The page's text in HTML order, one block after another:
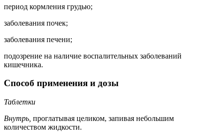
период кормления грудью;
заболевания почек;
заболевания печени;
подозрение на наличие воспалительных заболеваний
кишечника.
Способ применения и дозы
Таблетки
Внутрь, проглатывая целиком, запивая небольшим
количеством жидкости.